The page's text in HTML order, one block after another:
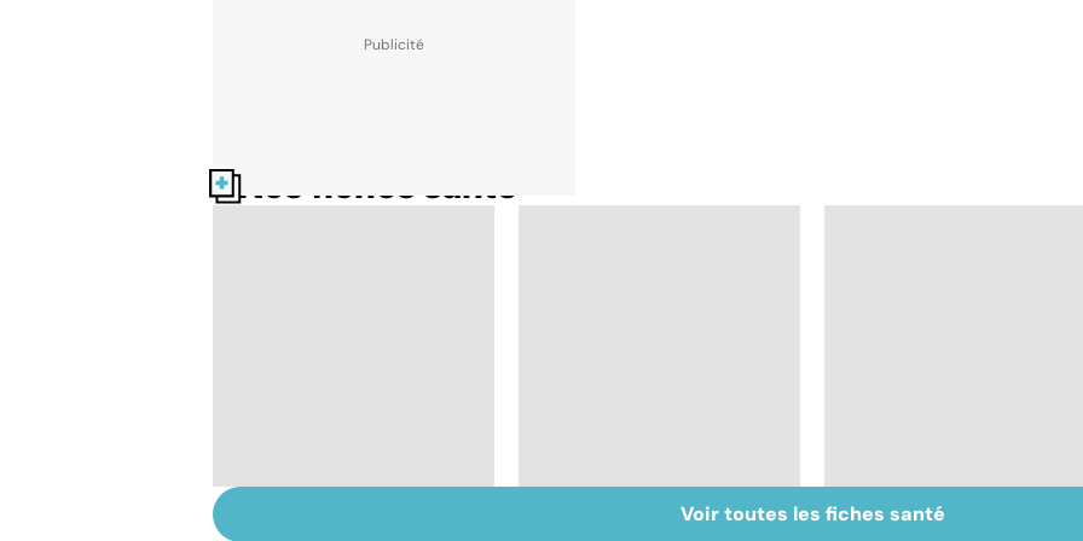
Nos fiches santé
Inflammation des
Suicide : prévenir le
Voir toutes les fiches santé